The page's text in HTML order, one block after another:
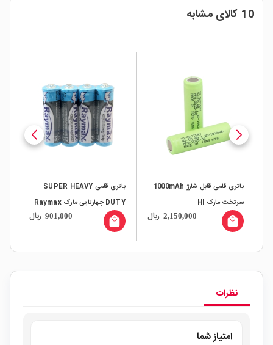
10 کالای مشابه
باتری قلمی قابل شارژ 1000mAh
سرتخت مارک HI
2,150,000 ریال local_mall
باتری قلمی SUPER HEAVY
DUTY چهارتایی مارک Raymax
901,000 ریال local_mall
نظرات
امتیاز شما